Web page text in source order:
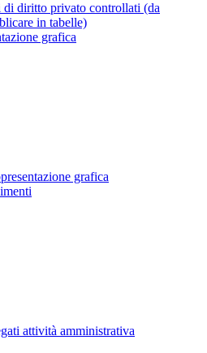
di diritto privato controllati (da
in tabelle)
grafica
grafica
attività amministrativa